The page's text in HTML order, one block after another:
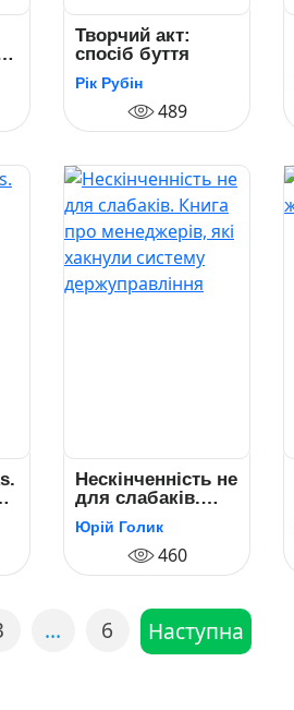
Творчий акт:
спосіб буття
Рік Рубін
489
Нескінченність не
для слабаків.
Книга про
менеджерів, які
хакнули систему
держуправління
Юрій Голик
460
… 6 Наступна